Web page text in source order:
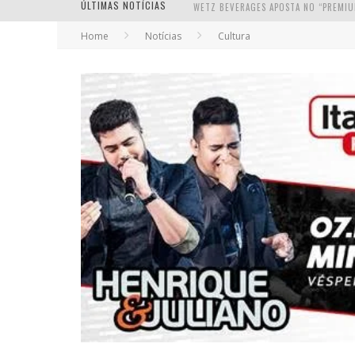
ÚLTIMAS NOTÍCIAS
Home Notícias Cultura